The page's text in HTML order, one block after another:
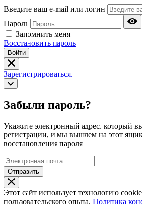
Введите ваш e-mail или логин
Пароль
Запомнить меня
Восстановить пароль
Войти
Зарегистрироваться.
Забыли пароль?
Укажите электронный адрес, который
регистрации, и мы вышлем на этот
восстановления пароля
Отправить
Этот сайт использует технологию
пользовательского опыта. Политика